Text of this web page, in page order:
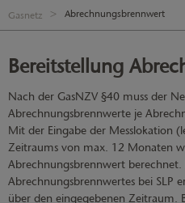
Gasnetz Abrechnungsbrennwert
Bereitstellung
Nach der GasNZV §40 muss der
Abrechnungsbrennwerte je
Mit der Eingabe der Messlokation
Zeitraums von max. 12 Monaten
Abrechnungsbrennwert berechnet.
Abrechnungsbrennwertes bei SLP
über den eingegebenen Zeitraum.